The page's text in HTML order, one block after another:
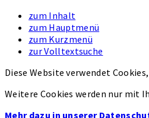
zum Inhalt
zum Hauptmenü
zum Kurzmenü
zur Volltextsuche
Diese Website verwendet
Weitere Cookies werden nur mit
Mehr dazu in unserer